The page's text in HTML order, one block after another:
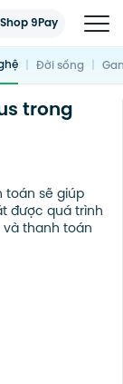
Shop 9Pay
| Đời sống |
trong
sẽ giúp
được quá trình
thanh toán